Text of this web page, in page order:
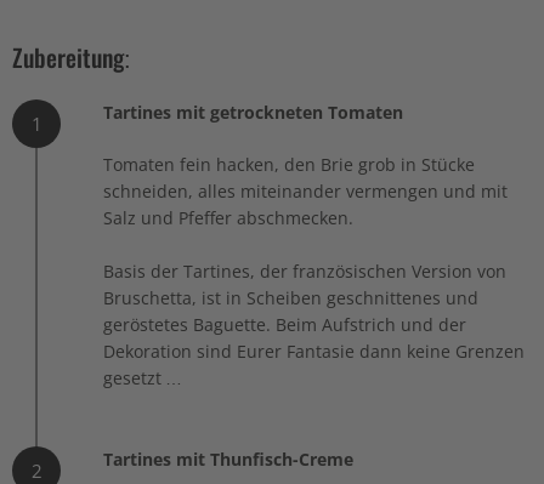
Zubereitung:
1 Tartines mit getrockneten Tomaten
Tomaten fein hacken, den Brie grob in Stücke
schneiden, alles miteinander vermengen und mit
Salz und Pfeffer abschmecken.
Basis der Tartines, der französischen Version von
Bruschetta, ist in Scheiben geschnittenes und
geröstetes Baguette. Beim Aufstrich und der
Dekoration sind Eurer Fantasie dann keine Grenzen
gesetzt …
2 Tartines mit Thunfisch-Creme